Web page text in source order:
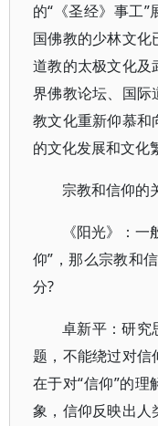
的“《圣经》事工
国佛教的少林文
道教的太极文化及
界佛教论坛、国际
教文化重新仰慕和
的文化发展和文化
宗教和信仰的
《阳光》：
仰”，那么宗教和
分?
卓新平：研究
题，不能绕过对信
在于对“信仰”的
象，信仰反映出人